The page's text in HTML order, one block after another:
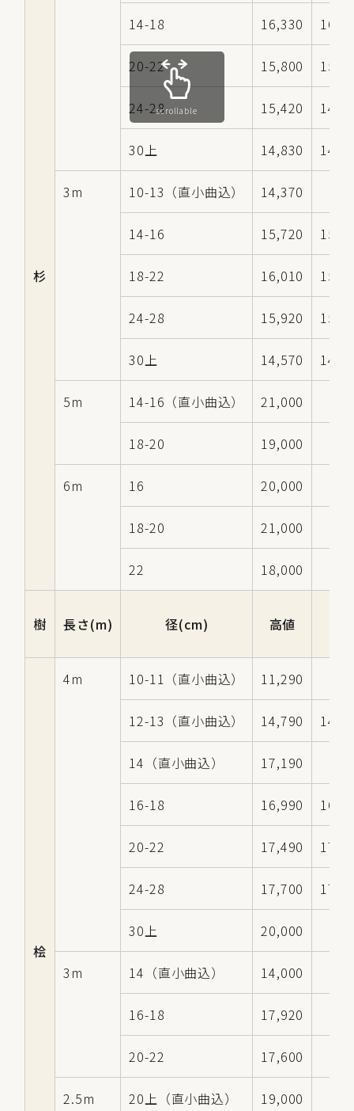
杉
14-18 16,330
20-22 15,800
24-28 15,420
30上 14,830
3m 10-13（直小曲込） 14,370
14-16 15,720
18-22 16,010
24-28 15,920
30上 14,570
5m 14-16（直小曲込） 21,000
18-20 19,000
6m 16 20,000
18-20 21,000
22 18,000
樹 長さ(m) 径(cm) 高値
桧
4m 10-11（直小曲込） 11,290
12-13（直小曲込） 14,790
14（直小曲込） 17,190
16-18 16,990
20-22 17,490
24-28 17,700
30上 20,000
3m 14（直小曲込） 14,000
16-18 17,920
20-22 17,600
2.5m 20上（直小曲込） 19,000
scrollable